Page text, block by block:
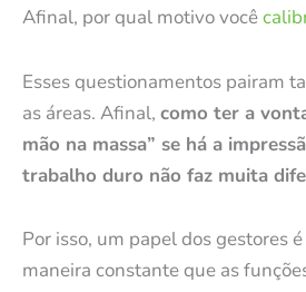
Afinal, por qual motivo você
Esses questionamentos pairam
as áreas. Afinal, como ter a
mão na massa” se há a
trabalho duro não faz muita
Por isso, um papel dos gestores
maneira constante que as